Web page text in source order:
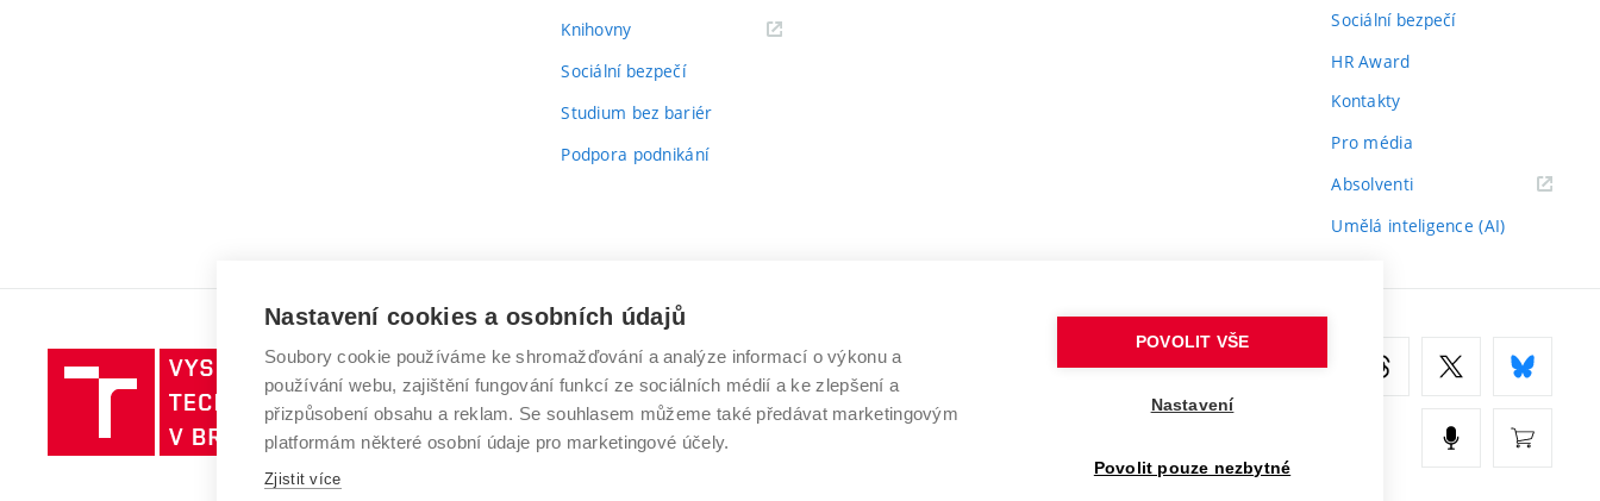
Knihovny(externí
Sociální bezpečí
Studium bez bariér
Podpora podnikání
Sociální bezpečí
HR Award
Kontakty
Pro média
Absolventi(externí
Umělá inteligence (AI)
Vysoké
učení
technické
v
VYSOKÉ UČENÍ TECHNICKÉ V BRNĚ
Antonínská 548/1
602 00 Brno
www.vut.cz
Nastavení cookies a osobních údajů
Soubory cookie používáme ke shromažďování a analýze informací o výkonu a
používání webu, zajištění fungování funkcí ze sociálních médií a ke zlepšení a
přizpůsobení obsahu a reklam. Se souhlasem můžeme také předávat marketingovým
platformám některé osobní údaje pro marketingové účely.
Zjistit více
POVOLIT VŠE
Nastavení
Povolit pouze nezbytné